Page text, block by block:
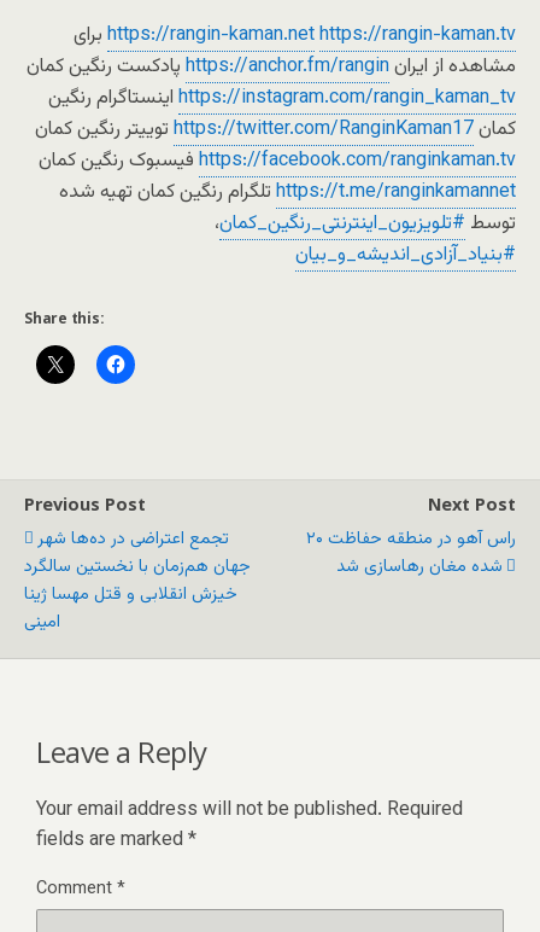
https://rangin-kaman.nethttps://rangin-kaman.tv
برای
مشاهده از ایرانhttps://anchor.fm/rangin پادکست رنگین کمان
https://instagram.com/rangin_kaman_tv اینستاگرام رنگین
کمانhttps://twitter.com/RanginKaman17 توییتر رنگین کمان
https://facebook.com/ranginkaman.tv فیسبوک رنگین کمان
https://t.me/ranginkamannet تلگرام رنگین کمان تهیه شده
توسط #تلویزیون_اینترنتی_رنگین_کمان،
#بنیاد_آزادی_اندیشه_و_بیان
Share this:
Previous Post
تجمع اعتراضی در ده‌ها شهر
جهان هم‌زمان با نخستین سالگرد
خیزش انقلابی و قتل مهسا ژینا
امینی
Next Post
۲۰ راس آهو در منطقه حفاظت
شده مغان رهاسازی شد
Leave a Reply
Your email address will not be published. Required
fields are marked *
Comment*